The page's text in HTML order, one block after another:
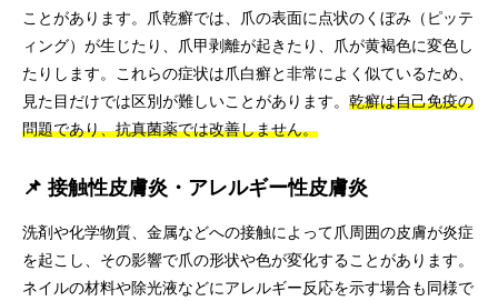
ことがあります。爪乾癬では、爪の表面に点状のくぼみ（ピッテ
ィング）が生じたり、爪甲剥離が起きたり、爪が黄褐色に変色し
たりします。これらの症状は爪白癬と非常によく似ているため、
見た目だけでは区別が難しいことがあります。 乾癬は自己免疫の
問題であり、抗真菌薬では改善しません。
📌 接触性皮膚炎・アレルギー性皮膚炎
洗剤や化学物質、金属などへの接触によって爪周囲の皮膚が炎症
を起こし、その影響で爪の形状や色が変化することがあります。
ネイルの材料や除光液などにアレルギー反応を示す場合も同様で